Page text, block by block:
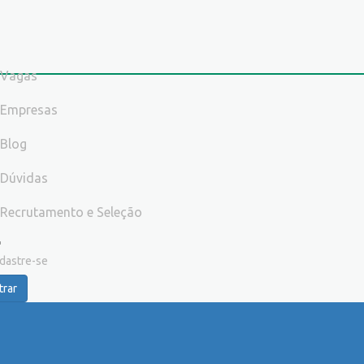
Vagas
Empresas
Blog
Dúvidas
Recrutamento e Seleção
se